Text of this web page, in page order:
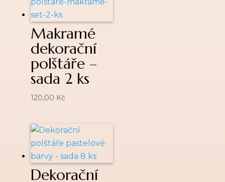
Makramé
dekorační
polštáře –
sada 2 ks
120,00 Kč
Dekorační